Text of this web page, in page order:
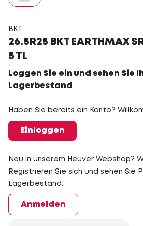
BKT
26.5R25 BKT EARTHMAX
5 TL
Loggen Sie ein und sehen Sie
Lagerbestand
Haben Sie bereits ein Konto?
Einloggen
Neu in unserem Heuver Webshop?
Registrieren Sie sich und sehen Sie
Lagerbestand.
Anmelden